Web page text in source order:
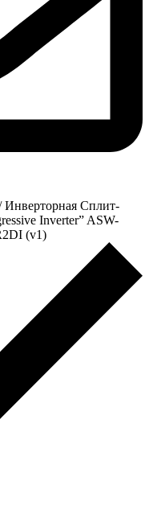
Инверторная Сплит-
Inverter” ASW-
(v1)